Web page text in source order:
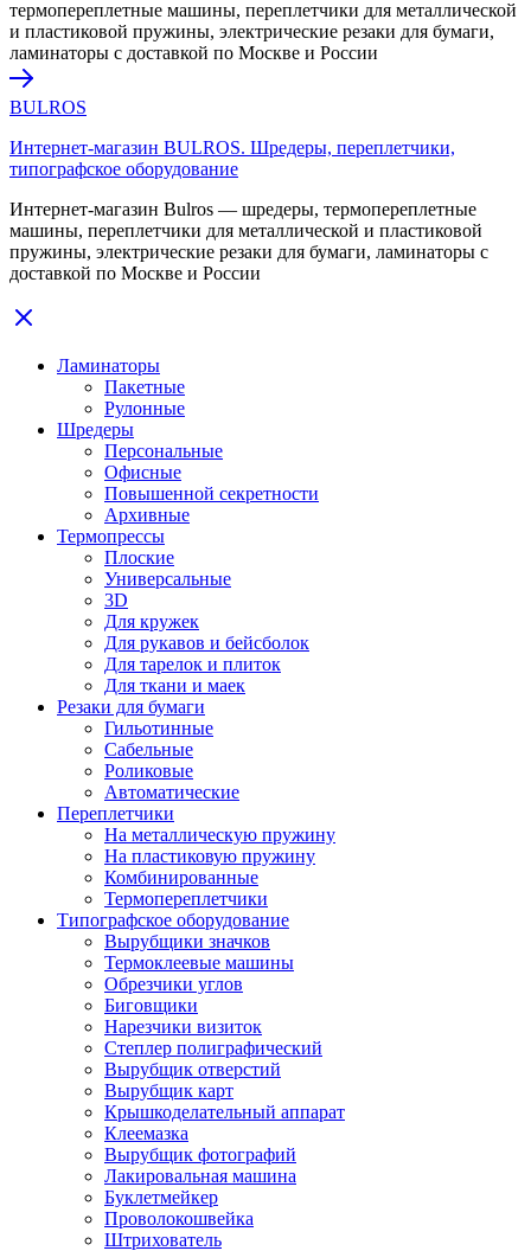
термопереплетные машины, переплетчики для металлической
и пластиковой пружины, электрические резаки для бумаги,
ламинаторы с доставкой по Москве и России
BULROS
Интернет-магазин BULROS. Шредеры, переплетчики,
типографское оборудование
Интернет-магазин Bulros — шредеры, термопереплетные
машины, переплетчики для металлической и пластиковой
пружины, электрические резаки для бумаги, ламинаторы с
доставкой по Москве и России
Ламинаторы
Пакетные
Рулонные
Шредеры
Персональные
Офисные
Повышенной секретности
Архивные
Термопрессы
Плоские
Универсальные
3D
Для кружек
Для рукавов и бейсболок
Для тарелок и плиток
Для ткани и маек
Резаки для бумаги
Гильотинные
Сабельные
Роликовые
Автоматические
Переплетчики
На металлическую пружину
На пластиковую пружину
Комбинированные
Термопереплетчики
Типографское оборудование
Вырубщики значков
Термоклеевые машины
Обрезчики углов
Биговщики
Нарезчики визиток
Степлер полиграфический
Вырубщик отверстий
Вырубщик карт
Крышкоделательный аппарат
Клеемазка
Вырубщик фотографий
Лакировальная машина
Буклетмейкер
Проволокошвейка
Штрихователь